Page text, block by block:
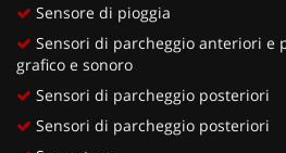
Sensore di pioggia
Sensori di parcheggio anteriori e
grafico e sonoro
Sensori di parcheggio posteriori
Sensori di parcheggio posteriori